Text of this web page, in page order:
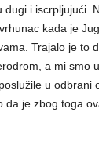
i iscrpljujući.
kada je
Trajalo je to
a mi smo
u odbrani
da je zbog toga